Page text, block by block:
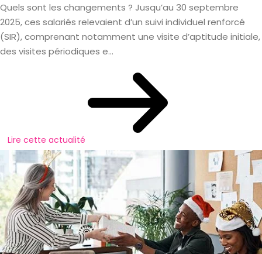
Quels sont les changements ? Jusqu’au 30 septembre
2025, ces salariés relevaient d’un suivi individuel renforcé
(SIR), comprenant notamment une visite d’aptitude initiale,
des visites périodiques e...
Lire cette actualité